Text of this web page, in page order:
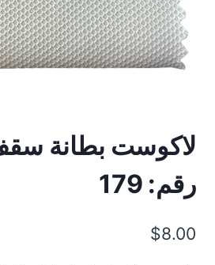
لاكوست بطانة
رقم: 179
$8.00